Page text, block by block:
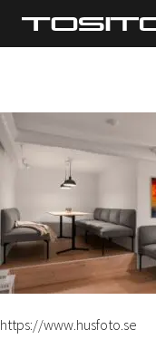
https://www.husfoto.se